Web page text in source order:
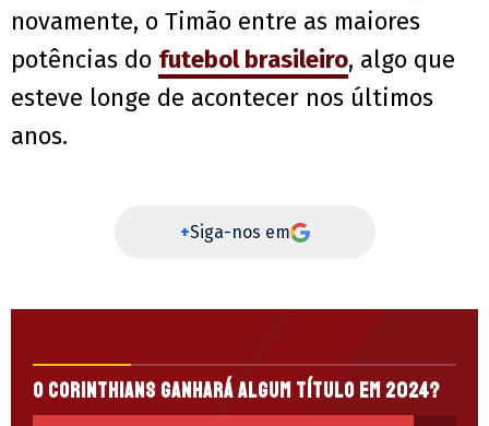
novamente, o Timão entre as maiores
potências do futebol brasileiro, algo que
esteve longe de acontecer nos últimos
anos.
+Siga-nos em
O Corinthians ganhará algum título em 2024?